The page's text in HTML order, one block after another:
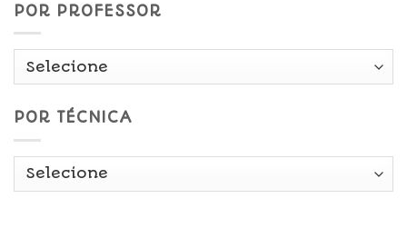
POR PROFESSOR
POR TÉCNICA